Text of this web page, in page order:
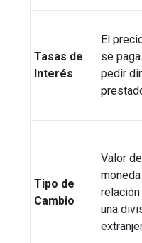
Tasas de
Interés
El
se
pedir
Tipo de
Cambio
Valor
una